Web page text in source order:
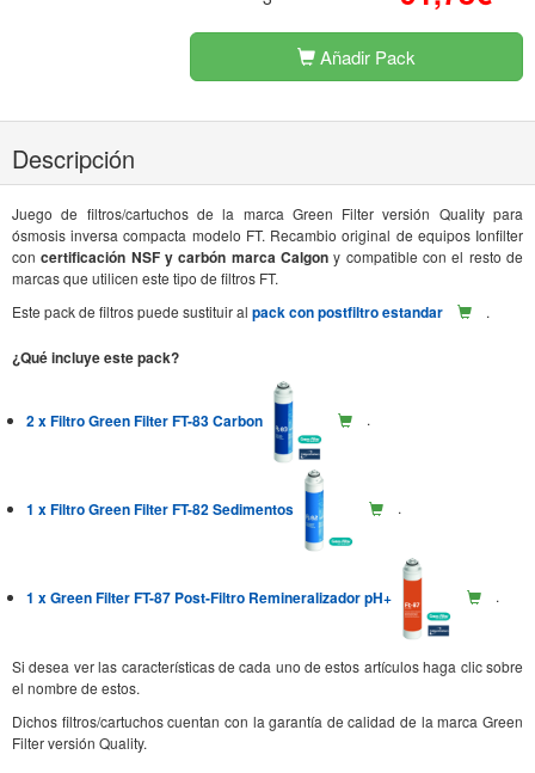
Añadir Pack
Descripción
Juego de filtros/cartuchos de la marca Green Filter versión Quality para
ósmosis inversa compacta modelo FT. Recambio original de equipos Ionfilter
concertificación NSF y carbón marca Calgon y compatible con el resto de
marcas que utilicen este tipo de filtros FT.
Este pack de filtros puede sustituir al pack con postfiltro estandar .
¿Qué incluye este pack?
2 x Filtro Green Filter FT-83 Carbon .
1 x Filtro Green Filter FT-82 Sedimentos .
1 x Green Filter FT-87 Post-Filtro Remineralizador pH+ .
Si desea ver las características de cada uno de estos artículos haga clic sobre
el nombre de estos.
Dichos filtros/cartuchos cuentan con la garantía de calidad de la marca Green
Filter versión Quality.